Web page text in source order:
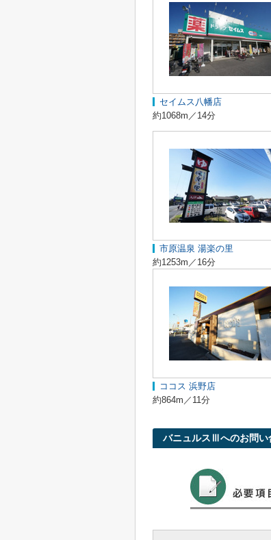
セイムス八幡店
約1068m／14分
市原温泉 湯楽の里
約1253m／16分
ココス 浜野店
約864m／11分
バニュルスⅢへのお問い